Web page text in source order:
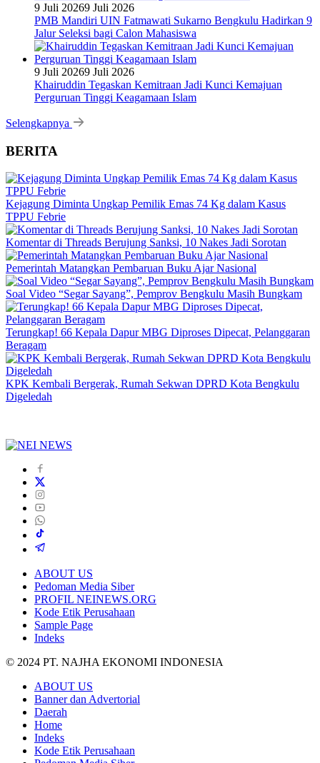
9 Juli 20269 Juli 2026
PMB Mandiri UIN Fatmawati Sukarno Bengkulu Hadirkan 9
Jalur Seleksi bagi Calon Mahasiswa
9 Juli 20269 Juli 2026
Khairuddin Tegaskan Kemitraan Jadi Kunci Kemajuan
Perguruan Tinggi Keagamaan Islam
Selengkapnya
BERITA
Kejagung Diminta Ungkap Pemilik Emas 74 Kg dalam Kasus
TPPU Febrie
Komentar di Threads Berujung Sanksi, 10 Nakes Jadi Sorotan
Pemerintah Matangkan Pembaruan Buku Ajar Nasional
Soal Video “Segar Sayang”, Pemprov Bengkulu Masih Bungkam
Terungkap! 66 Kepala Dapur MBG Diproses Dipecat, Pelanggaran
Beragam
KPK Kembali Bergerak, Rumah Sekwan DPRD Kota Bengkulu
Digeledah
ABOUT US
Pedoman Media Siber
PROFIL NEINEWS.ORG
Kode Etik Perusahaan
Sample Page
Indeks
© 2024 PT. NAJHA EKONOMI INDONESIA
ABOUT US
Banner dan Advertorial
Daerah
Home
Indeks
Kode Etik Perusahaan